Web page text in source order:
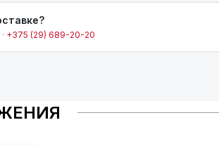
+375 (29) 689-20-20